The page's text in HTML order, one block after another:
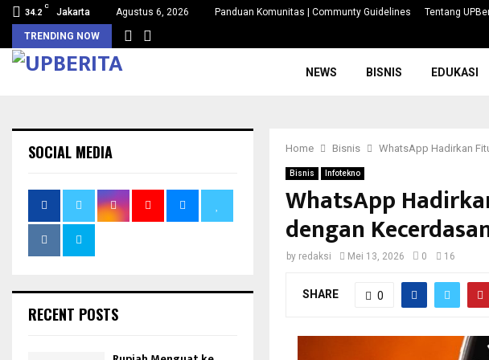
34.2
C
Jakarta Agustus 6, 2026 Panduan Komunitas | Communty Guidelines Tentang
TRENDING NOW
NEWS BISNIS EDUKASI
Home Bisnis WhatsApp Hadirkan
Bisnis Infotekno
WhatsApp
dengan
by redaksi Mei 13, 2026 0 16
SHARE 0
SOCIAL MEDIA
RECENT POSTS